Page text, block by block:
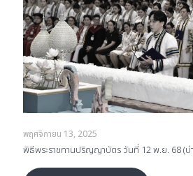
พฤศจิกายน 13, 2025
พิธีพระราชทานปริญญาบัตร วันที่ 12 พ.ย. 68 (